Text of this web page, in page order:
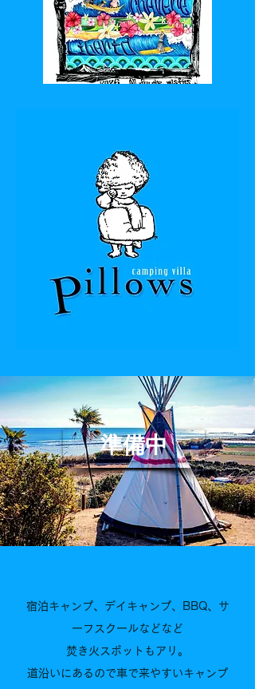
準備中
宿泊キャンプ、デイキャンプ、BBQ、サ
ーフスクールなどなど
焚き火スポットもアリ。
道沿いにあるので車で来やすいキャンプ